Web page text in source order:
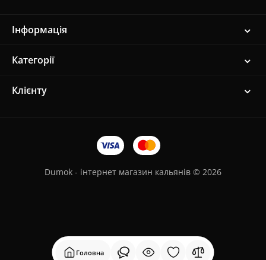
Головна
Інформація
Категорії
Клієнту
Dumok - інтернет магазин кальянів © 2026